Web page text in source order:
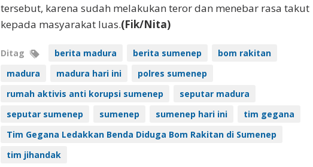
tersebut, karena sudah melakukan teror dan menebar rasa takut
kepada masyarakat luas.(Fik/Nita)
Ditag berita madura berita sumenep
bom rakitan
madura
madura hari ini
polres sumenep
rumah aktivis anti korupsi sumenep
seputar madura
seputar sumenep
sumenep sumenep hari ini
tim gegana
Tim Gegana Ledakkan Benda Diduga Bom Rakitan di Sumenep
tim jihandak